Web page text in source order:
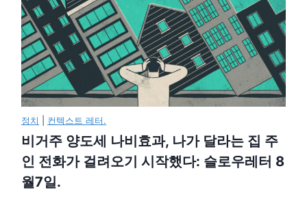
정치 컨텍스트 레터.
비거주 양도세 나비효과, 나가 달라는 집 주
인 전화가 걸려오기 시작했다: 슬로우레터 8
월7일.